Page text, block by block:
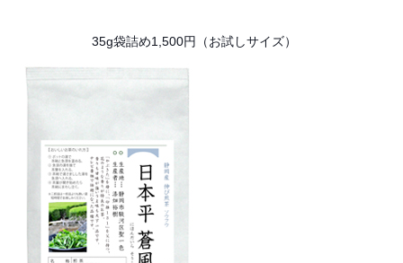
35g袋詰め1,500円（お試しサイズ）